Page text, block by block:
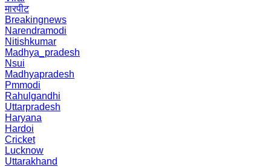
मारपीट
Breakingnews
Narendramodi
Nitishkumar
Madhya_pradesh
Nsui
Madhyapradesh
Pmmodi
Rahulgandhi
Uttarpradesh
Haryana
Hardoi
Cricket
Lucknow
Uttarakhand